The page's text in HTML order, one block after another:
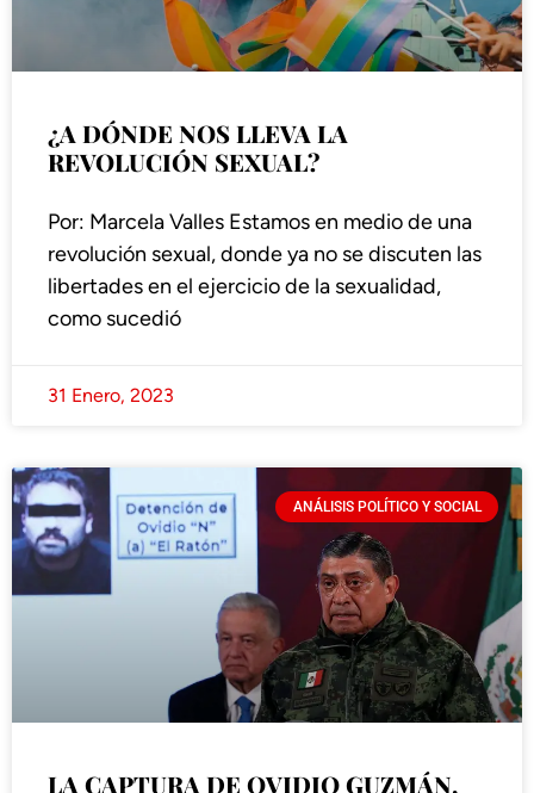
¿A DÓNDE NOS LLEVA LA
REVOLUCIÓN SEXUAL?
Por: Marcela Valles Estamos en medio de una
revolución sexual, donde ya no se discuten las
libertades en el ejercicio de la sexualidad,
como sucedió
31 Enero, 2023
ANÁLISIS POLÍTICO Y SOCIAL
LA CAPTURA DE OVIDIO GUZMÁN,